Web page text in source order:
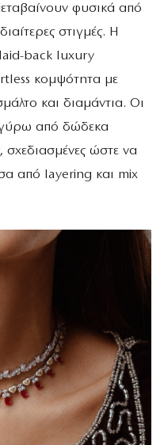
φυσικά από
στιγμές. Η
laid-back luxury
κομψότητα με
και διαμάντια. Οι
γύρω από δώδεκα
ώστε να
από layering και mix